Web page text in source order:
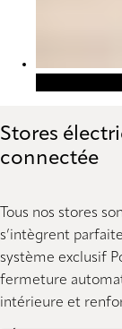
Stores
connectée
Tous nos stores
s’intègrent
système exclusif
fermeture
intérieure et